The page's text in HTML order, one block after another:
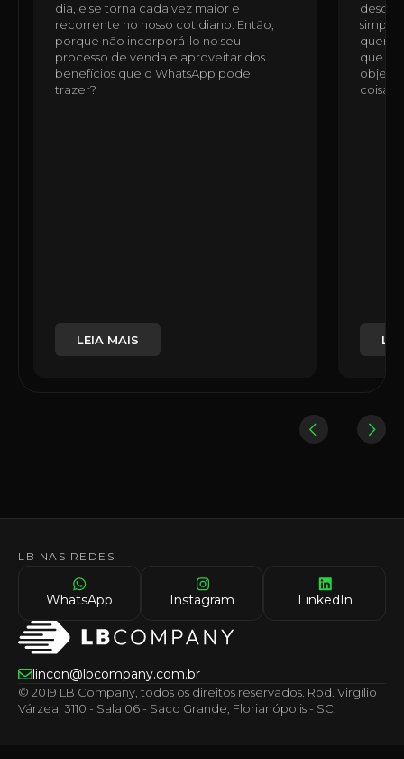
dia, e se torna cada vez maior e
recorrente no nosso cotidiano. Então,
porque não incorporá-lo no seu
processo de venda e aproveitar dos
benefícios que o WhatsApp pode
trazer?
LEIA MAIS
desde
quem
que
coisas,
lincon@lbcompany.com.br
© 2019 LB Company, todos os direitos reservados. Rod. Virgílio
Várzea, 3110 - Sala 06 - Saco Grande, Florianópolis - SC.
LB NAS REDES
WhatsApp Instagram LinkedIn